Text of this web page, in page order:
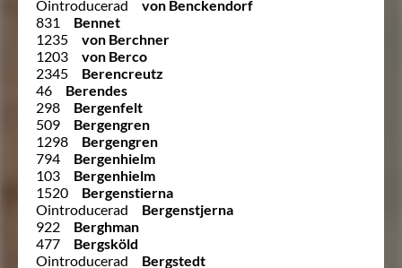
Ointroducerad
von Benckendorf
831
Bennet
1235
von Berchner
1203
von Berco
2345
Berencreutz
46
Berendes
298
Bergenfelt
509
Bergengren
1298
Bergengren
794
Bergenhielm
103
Bergenhielm
1520
Bergenstierna
Ointroducerad
Bergenstjerna
922
Berghman
477
Bergsköld
Ointroducerad
Bergstedt